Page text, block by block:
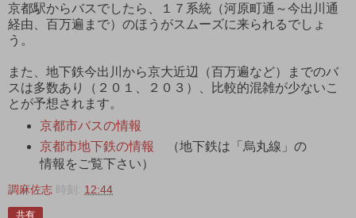
京都駅からバスでしたら、１７系統（河原町通～今出川通
経由、百万遍まで）のほうがスムーズに来られるでしょ
う。
また、地下鉄今出川から京大近辺（百万遍など）までのバ
スは多数あり（２０１、２０３）、比較的混雑が少ないこ
とが予想されます。
京都市バスの情報
京都市地下鉄の情報 （地下鉄は「烏丸線」の
情報をご覧下さい）
調麻佐志 時刻: 12:44
共有